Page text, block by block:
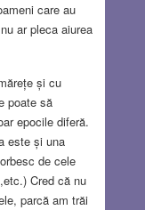
care au
ar pleca aiurea
și cu
poate să
epocile diferă.
este și una
de cele
Cred că nu
parcă am trăi